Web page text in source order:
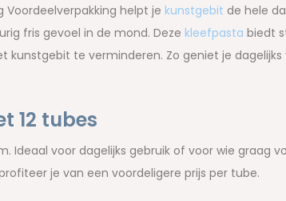
Voordeelverpakking helpt je kunstgebit de hele
fris gevoel in de mond. Deze kleefpasta biedt
te verminderen. Zo geniet je dagelijks
12 tubes
Ideaal voor dagelijks gebruik of voor wie graag
je van een voordeligere prijs per tube.